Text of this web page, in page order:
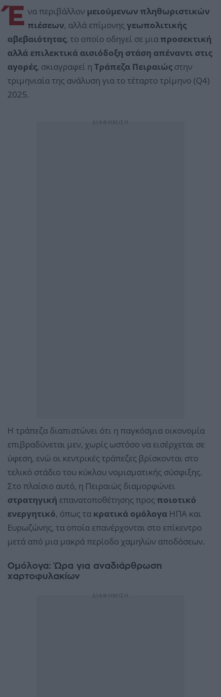
Έ να περιβάλλον μειούμενων πληθωριστικών
πιέσεων, αλλά επίμονης γεωπολιτικής
αβεβαιότητας, το οποίο οδηγεί σε μιαπροσεκτική
αλλά επιλεκτικά αισιόδοξη στάση απέναντι στις
αγορές, σκιαγραφεί η Τράπεζα Πειραιώς στην
τριμηνιαία της ανάλυση για το τέταρτο τρίμηνο (Q4)
2025.
Η τράπεζα διαπιστώνει ότι η παγκόσμια οικονομία
επιβραδύνεται μεν, χωρίς ωστόσο να εισέρχεται σε
ύφεση, ενώ οι κεντρικές τράπεζες βρίσκονται στο
τελικό στάδιο του κύκλου νομισματικής σύσφιξης.
Στο πλαίσιο αυτό, η Πειραιώς διαμορφώνει
στρατηγική επανατοποθέτησης προς ποιοτικό
ενεργητικό, όπως τα κρατικά ομόλογα ΗΠΑ και
Ευρωζώνης, τα οποία επανέρχονται στο επίκεντρο
μετά από μια μακρά περίοδο χαμηλών αποδόσεων.
Ομόλογα: Ώρα για αναδιάρθρωση
χαρτοφυλακίων